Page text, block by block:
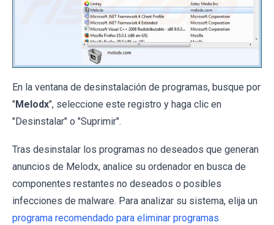
En la ventana de desinstalación de programas, busque por
"Melodx", seleccione este registro y haga clic en
"Desinstalar" o "Suprimir".
Tras desinstalar los programas no deseados que generan
anuncios de Melodx, analice su ordenador en busca de
componentes restantes no deseados o posibles
infecciones de malware. Para analizar su sistema, elija un
programa recomendado para eliminar programas